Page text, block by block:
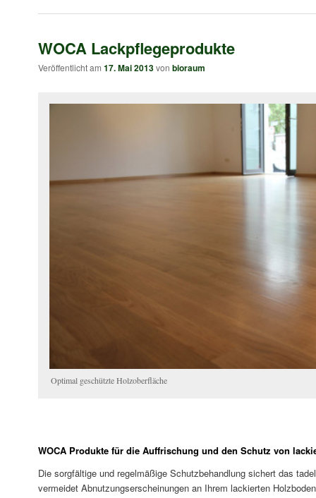
WOCA Lackpflegeprodukte
Veröffentlicht am 17. Mai 2013von bioraum
Optimal geschützte Holzoberfläche
WOCA Produkte für die Auffrischung und den Schutz von
Die sorgfältige und regelmäßige Schutzbehandlung sichert das
vermeidet Abnutzungserscheinungen an Ihrem lackierten Holzboden